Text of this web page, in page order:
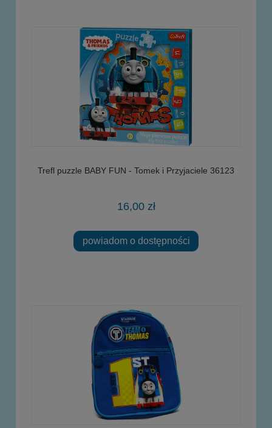
Trefl puzzle BABY FUN - Tomek i Przyjaciele 36123
16,00 zł
powiadom o dostępności